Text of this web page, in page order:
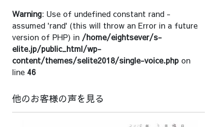
Warning: Use of undefined constant rand -
assumed 'rand' (this will throw an Error in a future
version of PHP) in /home/eightsever/s-
elite.jp/public_html/wp-
content/themes/selite2018/single-voice.php on
line 46
他のお客様の声を見る